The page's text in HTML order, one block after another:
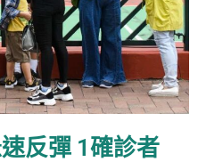
反彈 1確診者